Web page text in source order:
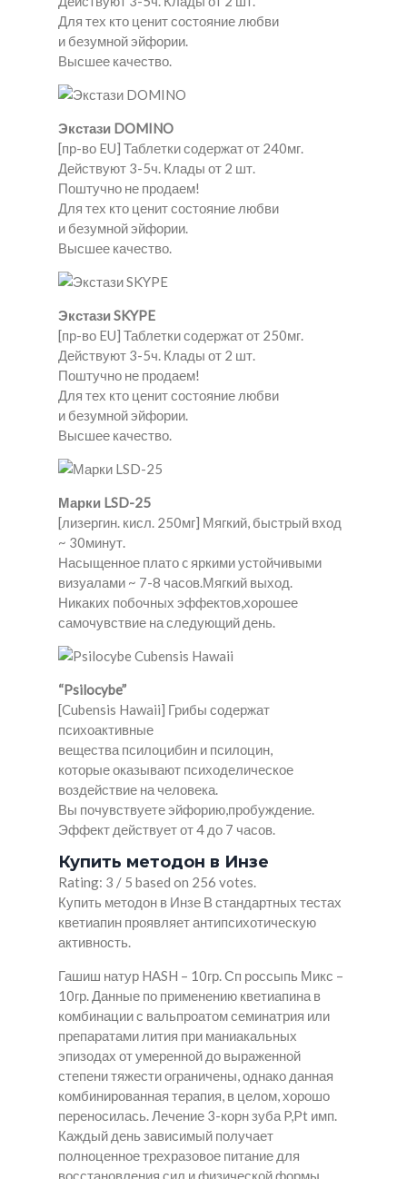
Для тех кто ценит состояние любви
и безумной эйфории.
Высшее качество.
Экстази DOMINO
[пр-во EU] Таблетки содержат от 240мг.
Действуют 3-5ч. Клады от 2 шт.
Поштучно не продаем!
Для тех кто ценит состояние любви
и безумной эйфории.
Высшее качество.
Экстази SKYPE
[пр-во EU] Таблетки содержат от 250мг.
Действуют 3-5ч. Клады от 2 шт.
Поштучно не продаем!
Для тех кто ценит состояние любви
и безумной эйфории.
Высшее качество.
Марки LSD-25
[лизергин. кисл. 250мг] Мягкий, быстрый вход
~ 30минут.
Насыщенное плато c яркими устойчивыми
визуалами ~ 7-8 часов.Мягкий выход.
Никаких побочных эффектов,хорошее
самочувствие на следующий день.
“Psilocybe”
[Cubensis Hawaii] Грибы содержат
психоактивные
вещества псилоцибин и псилоцин,
которые оказывают психоделическое
воздействие на человека.
Вы почувствуете эйфорию,пробуждение.
Эффект действует от 4 до 7 часов.
Купить методон в Инзе
Rating: 3 / 5 based on 256 votes.
Купить методон в Инзе В стандартных тестах
кветиапин проявляет антипсихотическую
активность.
Гашиш натур HASH – 10гр. Сп россыпь Микс –
10гр. Данные по применению кветиапина в
комбинации с вальпроатом семинатрия или
препаратами лития при маниакальных
эпизодах от умеренной до выраженной
степени тяжести ограничены, однако данная
комбинированная терапия, в целом, хорошо
переносилась. Лечение 3-корн зуба P,Pt имп.
Каждый день зависимый получает
полноценное трехразовое питание для
восстановления сил и физической формы.